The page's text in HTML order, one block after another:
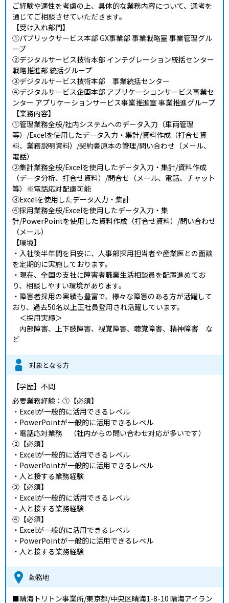
ご経験や適性を考慮の上、具体的な業務内容について、選考を
通じてご相談させていただきます。
【受け入れ部門】
①パブリックサービス本部 GX事業部 事業戦略室 事業管理グル
ープ
②デジタルサービス技術本部 インテグレーション統括センター
戦略推進部 統括グループ
③デジタルサービス技術本部 事業統括センター
④デジタルサービス企画本部 アプリケーションサービス事業セ
ンター アプリケーションサービス事業推進室 事業推進グループ
【業務内容】
①管理業務全般/社内システムへのデータ入力（車両管理
等）/Excelを使用したデータ入力・集計/資料作成（打合せ資
料、業務説明資料）/契約書原本の管理/問い合わせ（メール、
電話）
②集計業務全般/Excelを使用したデータ入力・集計/資料作成
（データ分析、打合せ資料）/問合せ（メール、電話、チャット
等）※電話応対配慮可能
③Excelを使用したデータ入力・集計
④採用業務全般/Excelを使用したデータ入力・集
計/PowerPointを使用した資料作成（打合せ資料）/問い合わせ
（メール）
【環境】
・入社後半年間を目安に、人事部採用担当者や産業医との面談
を定期的に実施しております。
・現在、全国の支社に障害者職業生活相談員を配置進めてお
り、相談しやすい環境があります。
・障害者採用の実績も豊富で、様々な障害のある方が活躍して
おり、過去50名以上正社員登用され活躍しています。
＜採用実績＞
内部障害、上下肢障害、視覚障害、聴覚障害、精神障害 な
ど
対象となる方
【学歴】 不問
必要業務経験：①【必須】
・Excelが一般的に活用できるレベル
・PowerPointが一般的に活用できるレベル
・電話応対業務 （社内からの問い合わせ対応が多いです）
②【必須】
・Excelが一般的に活用できるレベル
・PowerPointが一般的に活用できるレベル
・人と接する業務経験
③【必須】
・Excelが一般的に活用できるレベル
・人と接する業務経験
④【必須】
・Excelが一般的に活用できるレベル
・PowerPointが一般的に活用できるレベル
・人と接する業務経験
勤務地
■晴海トリトン事業所/東京都/中央区晴海1-8-10 晴海アイラン